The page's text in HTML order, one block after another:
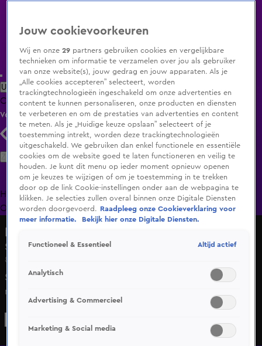
Uitzending Gemist Populaire programma's Zenders Genres
ClipsFilmsRadioSmart TV inlogShop
Volg KIJK
Zoeken
HomeUitzending Gemist Programma's De Bondgenoten
OranjezomerLivestreamsShop
Serena is Babyneus niet vergeten!
8 aug 2025, 14:23
Serena is weer terug in de loods van De Bondgenoten,
maar helaas moet ze haar grote vriend Babyneus nog
steeds missen.
Jouw cookievoorkeuren
Wij en onze29 partners gebruiken cookies en vergelijkbare
technieken om informatie te verzamelen over jou als gebruiker
van onze website(s), jouw gedrag en jouw apparaten. Als je
„Alle cookies accepteren” selecteert, worden
trackingtechnologieën ingeschakeld om onze advertenties en
content te kunnen personaliseren, onze producten en diensten
te verbeteren en om de prestaties van advertenties en content
te meten. Als je „Huidige keuze opslaan” selecteert of je
toestemming intrekt, worden deze trackingtechnologieën
uitgeschakeld. We gebruiken dan enkel functionele en essentiële
cookies om de website goed te laten functioneren en veilig te
houden. Je kunt dit menu op ieder moment opnieuw openen
om je keuzes te wijzigen of om je toestemming in te trekken
door op de link Cookie-instellingen onder aan de webpagina te
klikken. Je selecties zullen overal binnen onze Digitale Diensten
worden doorgevoerd.
Raadpleeg onze Cookieverklaring voor
meer informatie.
Bekijk hier onze Digitale Diensten.
Functioneel & Essentieel Altijd actief
Analytisch
Advertising & Commercieel
Marketing & Social media